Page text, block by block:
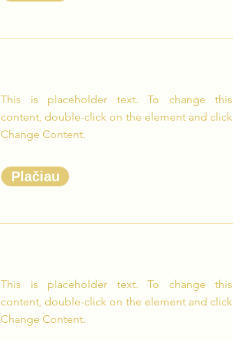
This is placeholder text. To change this
content, double-click on the element and click
Change Content.
Plačiau
This is placeholder text. To change this
content, double-click on the element and click
Change Content.